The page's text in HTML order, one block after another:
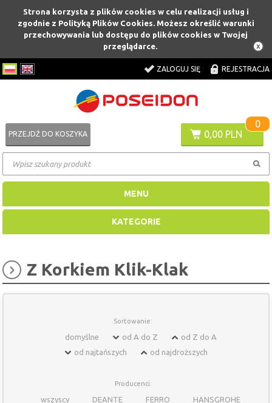
Strona korzysta z plików cookies w celu realizacji usług i
zgodnie z Polityką Plików Cookies. Możesz określić warunki
przechowywania lub dostępu do plików cookies w Twojej
przeglądarce.
ZALOGUJ SIĘ REJESTRACJA
0,00 PLN
0
PRZEJDŹ DO KOSZYKA
MENU
KATEGORIE
Z Korkiem Klik-Klak
Sortowanie:
domyślne od A do Z
od Z do A
od najtańszych
od najdroższych
Producenci:
wszyscy DEANTE FERRO
HANSGROHE